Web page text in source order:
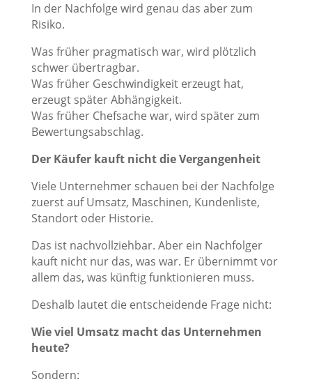
In der Nachfolge wird genau das aber zum
Risiko.
Was früher pragmatisch war, wird plötzlich
schwer übertragbar.
Was früher Geschwindigkeit erzeugt hat,
erzeugt später Abhängigkeit.
Was früher Chefsache war, wird später zum
Bewertungsabschlag.
Der Käufer kauft nicht die Vergangenheit
Viele Unternehmer schauen bei der Nachfolge
zuerst auf Umsatz, Maschinen, Kundenliste,
Standort oder Historie.
Das ist nachvollziehbar. Aber ein Nachfolger
kauft nicht nur das, was war. Er übernimmt vor
allem das, was künftig funktionieren muss.
Deshalb lautet die entscheidende Frage nicht:
Wie viel Umsatz macht das Unternehmen
heute?
Sondern: